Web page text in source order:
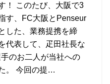
！ このたび、大阪で3
す、FC大阪とPenseur
した、業務提携を締
代表して、疋田社長な
のお二人が当社への
。 今回の提…